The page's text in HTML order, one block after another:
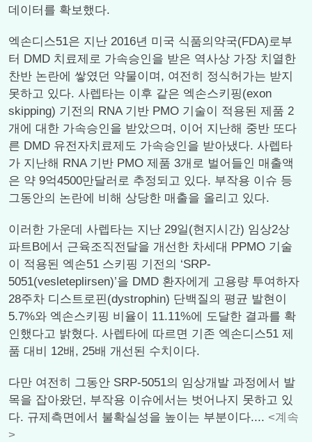
데이터를 확보했다.
엑손디스51은 지난 2016년 미국 식품의약국(FDA)로부
터 DMD 치료제로 가속승인을 받은 역사상 가장 치열한
찬반 논란에 쌓였던 약물이며, 여전히 정식허가는 받지
못하고 있다. 사렙타는 이후 같은 엑손스키핑(exon
skipping) 기전의 RNA 기반 PMO 기술이 적용된 제품 2
개에 대한 가속승인을 받았으며, 이어 지난해 중반 또다
른 DMD 유전자치료제도 가속승인을 받아냈다. 사렙타
가 지난해 RNA 기반 PMO 제품 3개로 벌어들인 매출액
은 약 9억4500만달러로 추정되고 있다. 부작용 이슈 등
그동안의 논란에 비해 상당한 매출을 올리고 있다.
이러한 가운데 사렙타는 지난 29일(현지시간) 임상2상
파트B에서 근육조직전달을 개선한 차세대 PPMO 기술
이 적용된 엑손51 스키핑 기전의 ‘SRP-
5051(vesleteplirsen)’을 DMD 환자에게 고용량 투여하자
28주차 디스트로핀(dystrophin) 단백질의 평균 발현이
5.7%와 엑손스키핑 비율이 11.11%에 도달한 결과를 확
인했다고 밝혔다. 사렙타에 따르면 기존 엑손디스51 제
품 대비 12배, 25배 개선된 수치이다.
다만 여전히 그동안 SRP-5051의 임상개발 과정에서 발
목을 잡아왔던, 부작용 이슈에서는 벗어나지 못하고 있
다. 규제측면에서 불확실성을 높이는 부분이다.... <계속
>